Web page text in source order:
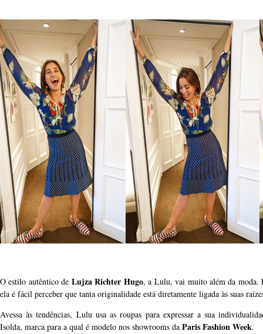
O estilo autêntico de Lujza Richter Hugo, a Lulu, vai muito além da moda.
ela é fácil perceber que tanta originalidade está diretamente ligada às suas
Avessa às tendências, Lulu usa as roupas para expressar a sua
Isolda, marca para a qual é modelo nos showrooms da Paris Fashion Week.